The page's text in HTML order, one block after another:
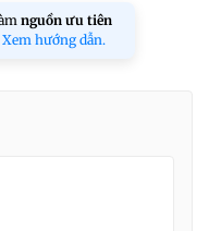
nguồn ưu tiên
Xem hướng dẫn.